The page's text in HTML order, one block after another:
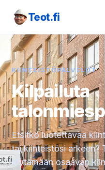
Teot.fi
KIINTEISTÖPALVELUT
Kilpailuta
Etsitkö luotettavaa
tai kiinteistösi arkeen?
löytämään osaavan